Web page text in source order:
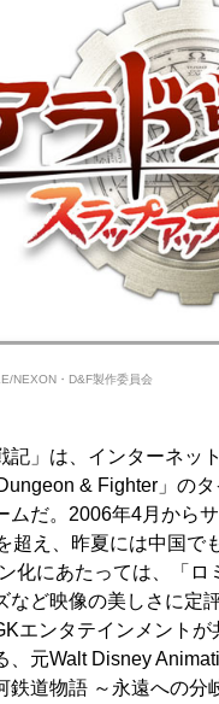
NEXON・D&F製作委員会
」は、インターネッ
& Fighter」の
ムだ。2006年4月から
超え、昨夏には中国で
化にあたっては、「ロ
など映像の美しさに定
エンタテインメント
、元Walt Disney
鉄道物語 ～永遠への